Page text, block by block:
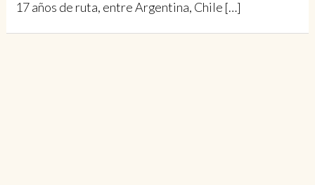
17 años de ruta, entre Argentina, Chile […]